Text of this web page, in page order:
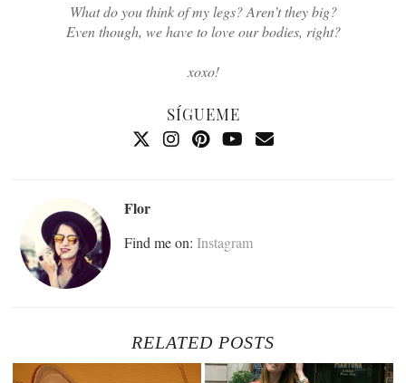
What do you think of my legs? Aren’t they big?
Even though, we have to love our bodies, right?
xoxo!
SÍGUEME
Flor
Find me on: Instagram
RELATED POSTS